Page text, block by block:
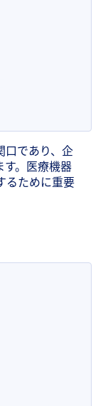
口であり、企
す。医療機器
るために重要